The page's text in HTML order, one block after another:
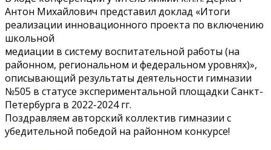
Антон Михайлович представил доклад «Итоги
реализации инновационного проекта по включению
школьной
медиации в систему воспитательной работы (на
районном, региональном и федеральном уровнях)»,
описывающий результаты деятельности гимназии
№505 в статусе экспериментальной площадки Санкт-
Петербурга в 2022-2024гг.
Поздравляем авторский коллектив гимназии с
убедительной победой на районном конкурсе!